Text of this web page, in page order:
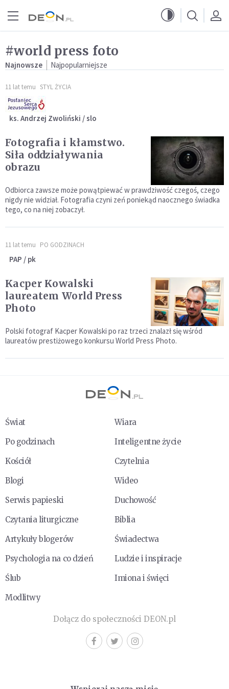
#world press foto
Najnowsze Najpopularniejsze
11 lat temu STYL ŻYCIA
ks. Andrzej Zwoliński / slo
Fotografia i kłamstwo.
Siła oddziaływania
obrazu
Odbiorca zawsze może powątpiewać w prawdziwość czegoś, czego
nigdy nie widział. Fotografia czyni zeń poniekąd naocznego świadka
tego, co na niej zobaczył.
11 lat temu PO GODZINACH
PAP / pk
Kacper Kowalski
laureatem World Press
Photo
Polski fotograf Kacper Kowalski po raz trzeci znalazł się wśród
laureatów prestiżowego konkursu World Press Photo.
Świat
Wiara
Po godzinach
Inteligentne życie
Kościół
Czytelnia
Blogi
Wideo
Serwis papieski
Duchowość
Czytania liturgiczne
Biblia
Artykuły blogerów
Świadectwa
Psychologia na co dzień
Ludzie i inspiracje
Ślub
Imiona i święci
Modlitwy
Dołącz do społeczności DEON.pl